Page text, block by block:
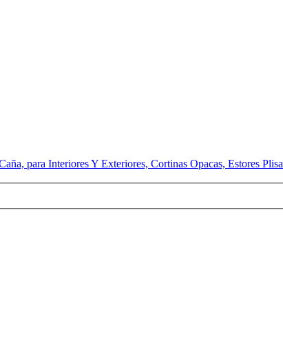
para Interiores Y Exteriores, Cortinas Opacas, Estores